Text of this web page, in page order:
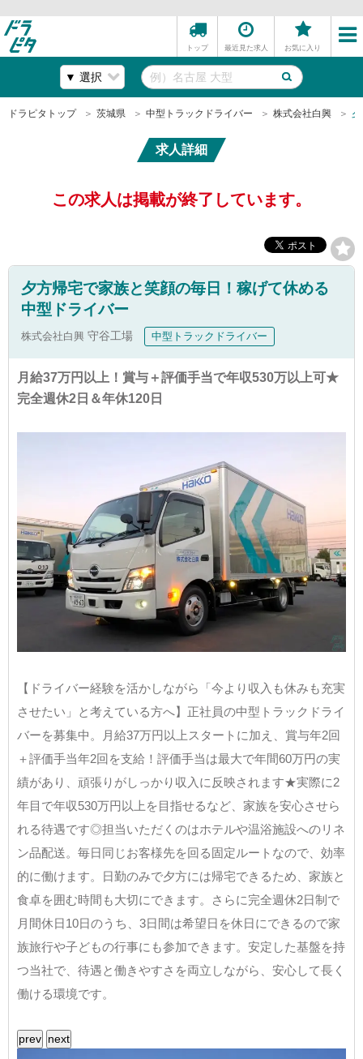
トップ 最近見た求人 お気に入り
ドラピタトップ 茨城県 中型トラックドライバー 株式会社白興
求人詳細
この求人は掲載が終了しています。
夕方帰宅で家族と笑顔の毎日！稼げて休める
中型ドライバー
株式会社白興 守谷工場 中型トラックドライバー
月給37万円以上！賞与＋評価手当で年収530万以上可★
完全週休2日＆年休120日
【ドライバー経験を活かしながら「今より収入も休みも充実
させたい」と考えている方へ】正社員の中型トラックドライ
バーを募集中。月給37万円以上スタートに加え、賞与年2回
＋評価手当年2回を支給！評価手当は最大で年間60万円の実
績があり、頑張りがしっかり収入に反映されます★実際に2
年目で年収530万円以上を目指せるなど、家族を安心させら
れる待遇です◎担当いただくのはホテルや温浴施設へのリネ
ン品配送。毎日同じお客様先を回る固定ルートなので、効率
的に働けます。日勤のみで夕方には帰宅できるため、家族と
食卓を囲む時間も大切にできます。さらに完全週休2日制で
月間休日10日のうち、3日間は希望日を休日にできるので家
族旅行や子どもの行事にも参加できます。安定した基盤を持
つ当社で、待遇と働きやすさを両立しながら、安心して長く
働ける環境です。
prev next